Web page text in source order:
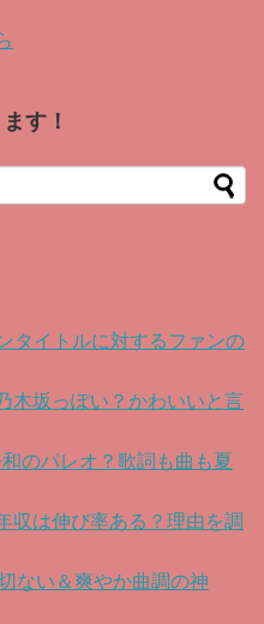
す！
タイトルに対するファンの
木坂っぽい？かわいいと言
のパレオ？歌詞も曲も夏
収は伸び率ある？理由を調
ない＆爽やか曲調の神